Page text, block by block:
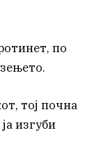
по
тој почна
изгуби